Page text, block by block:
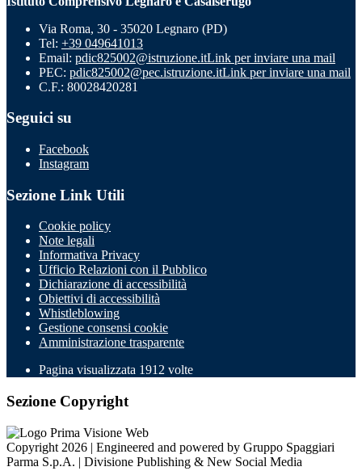
Via Roma, 30 - 35020 Legnaro (PD)
Tel: +39 049641013
Email: pdic825002@istruzione.itLink per inviare una mail
PEC: pdic825002@pec.istruzione.itLink per inviare una mail
C.F.: 80028420281
Seguici su
Facebook
Instagram
Sezione Link Utili
Cookie policy
Note legali
Informativa Privacy
Ufficio Relazioni con il Pubblico
Dichiarazione di accessibilità
Obiettivi di accessibilità
Whistleblowing
Gestione consensi cookie
Amministrazione trasparente
Pagina visualizzata 1912 volte
Sezione Copyright
Copyright 2026 | Engineered and powered by Gruppo Spaggiari
Parma S.p.A. | Divisione Publishing & New Social Media